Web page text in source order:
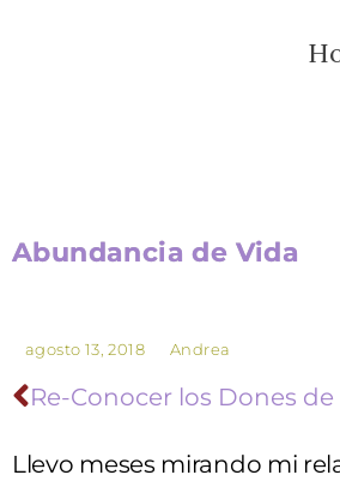
Abundancia de Vida
agosto 13, 2018 Andrea
Re-Conocer los Dones
Llevo meses mirando mi